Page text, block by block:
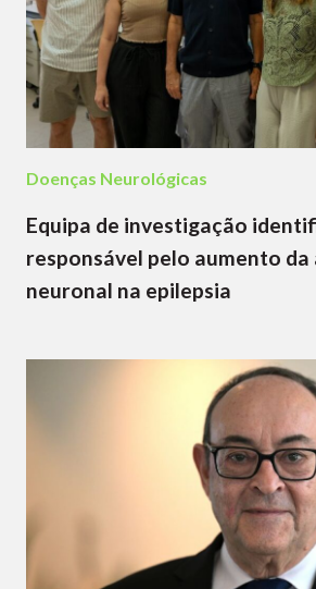
Doenças Neurológicas
Equipa de investigação
responsável pelo aumento
neuronal na epilepsia